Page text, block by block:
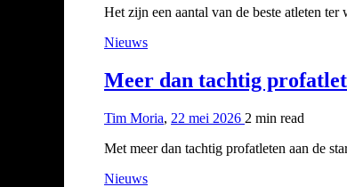
Het zijn een aantal van de beste atleten
Nieuws
Meer dan tachtig
Tim Moria, 22 mei 2026 2 min read
Met meer dan tachtig profatleten aan de
Nieuws